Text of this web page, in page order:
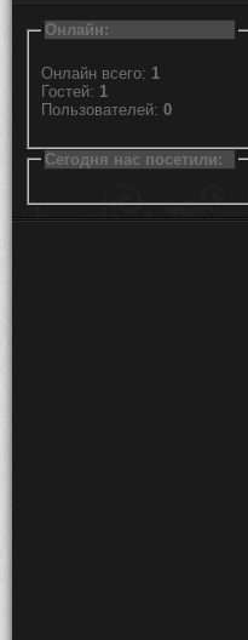
Онлайн:
Онлайн всего: 1
Гостей: 1
Пользователей: 0
Сегодня нас посетили: